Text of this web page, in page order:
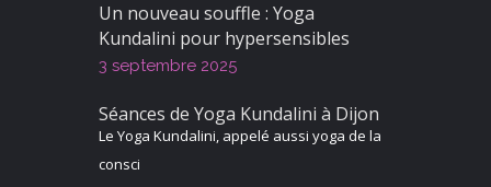
Un nouveau souffle : Yoga
Kundalini pour hypersensibles
3 septembre 2025
Séances de Yoga Kundalini à Dijon
Le Yoga Kundalini, appelé aussi yoga de la
consci